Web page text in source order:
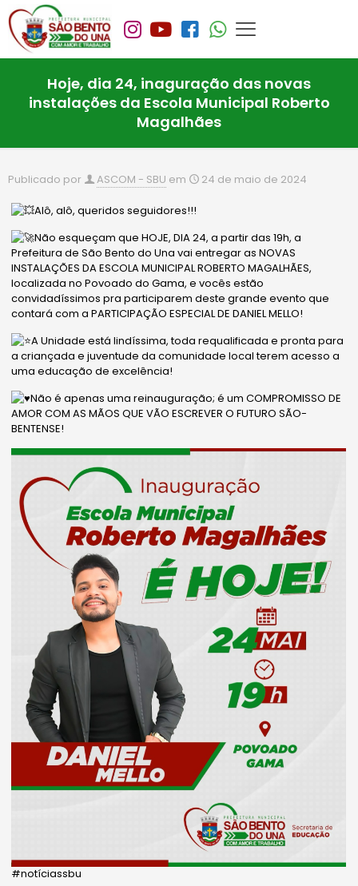
Hoje, dia 24, inaguração das novas
instalações da Escola Municipal Roberto
Magalhães
Publicado por ASCOM - SBU em 24 de maio de 2024
Alô, alô, queridos seguidores!!!
Não esqueçam que HOJE, DIA 24, a partir das 19h, a
Prefeitura de São Bento do Una vai entregar as NOVAS
INSTALAÇÕES DA ESCOLA MUNICIPAL ROBERTO MAGALHÃES,
localizada no Povoado do Gama, e vocês estão
convidadíssimos pra participarem deste grande evento que
contará com a PARTICIPAÇÃO ESPECIAL DE DANIEL MELLO!
A Unidade está lindíssima, toda requalificada e pronta para
a criançada e juventude da comunidade local terem acesso a
uma educaçãode excelência!
Não é apenas uma reinauguração; é um COMPROMISSO DE
AMOR COM AS MÃOS QUE VÃO ESCREVER O FUTURO SÃO-
BENTENSE!
#notíciassbu